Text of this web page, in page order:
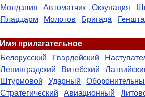
Молдавия
Автоматчик Оккупация
Плацдарм
Молотов Бригада
Имя прилагательное
Белорусский
Гвардейский
Ленинградский
Витебский
Штурмовой
Ударный
Стратегический
Авиационный